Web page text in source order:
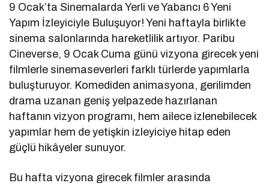
9 Ocak’ta Sinemalarda Yerli ve Yabancı 6 Yeni
Yapım İzleyiciyle Buluşuyor! Yeni haftayla birlikte
sinema salonlarında hareketlilik artıyor. Paribu
Cineverse, 9 Ocak Cuma günü vizyona girecek yeni
filmlerle sinemaseverleri farklı türlerde yapımlarla
buluşturuyor. Komediden animasyona, gerilimden
drama uzanan geniş yelpazede hazırlanan
haftanın vizyon programı, hem ailece izlenebilecek
yapımlar hem de yetişkin izleyiciye hitap eden
güçlü hikâyeler sunuyor.
Bu hafta vizyona girecek filmler arasında